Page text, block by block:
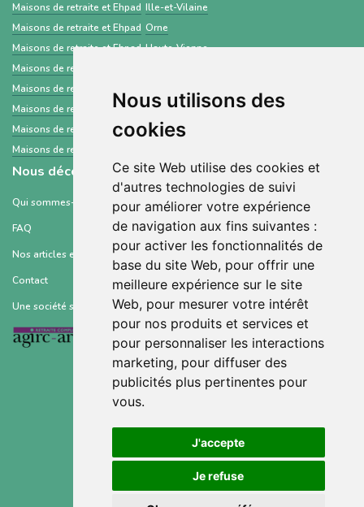
Nous utilisons des
cookies
Ce site Web utilise des cookies et
d'autres technologies de suivi
pour améliorer votre expérience
de navigation aux fins suivantes :
pour activer les fonctionnalités de
base du site Web, pour offrir une
meilleure expérience sur le site
Web, pour mesurer votre intérêt
pour nos produits et services et
pour personnaliser les interactions
marketing, pour diffuser des
publicités plus pertinentes pour
vous.
J'accepte
Je refuse
Maisons de retraite et Ehpad Ille-et-Vilaine
Maisons de retraite et Ehpad Orne
Maisons de retraite et Ehpad Haute-Vienne
Maisons de retraite et Ehpad
Maisons de retraite et Ehpad
Maisons de retraite et Ehpad Puy-de-Dôme
Maisons de retraite et Ehpad Manche
Maisons de retraite et Ehpad
Nous découvrir
Qui sommes-nous ?
FAQ
Nos articles et ressources
Contact
Une société soutenue par :
Conditions générales d’utilisation
Mentions légales